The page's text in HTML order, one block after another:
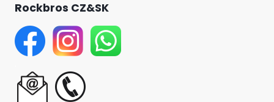
Rockbros CZ&SK